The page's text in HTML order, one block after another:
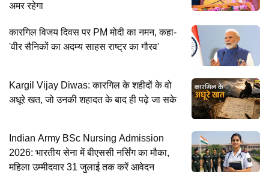
अमर रहेगा
कारगिल विजय दिवस पर PM मोदी का नमन, कहा-
'वीर सैनिकों का अदम्य साहस राष्ट्र का गौरव'
Kargil Vijay Diwas: कारगिल के शहीदों के वो
अधूरे खत, जो उनकी शहादत के बाद ही पढ़े जा सके
Indian Army BSc Nursing Admission
2026: भारतीय सेना में बीएससी नर्सिंग का मौका,
महिला उम्मीदवार 31 जुलाई तक करें आवेदन